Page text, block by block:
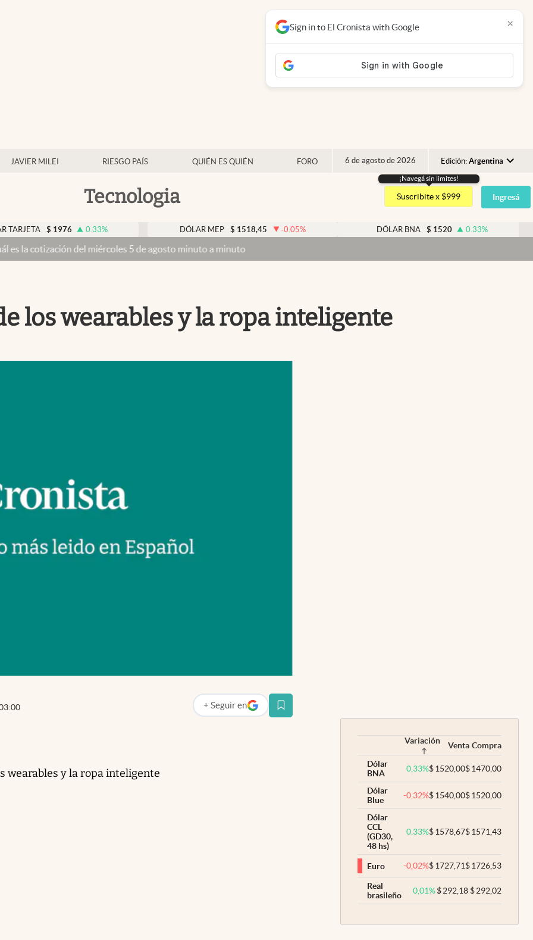
JAVIER MILEI RIESGO PAÍS QUIÉN ES QUIÉN FORO 6 de agosto de 2026 Edición: Argentina
Argentina
España
USA
Tecnologia
¡Navegá sin limites!
Suscribite x $999 Ingresá
$ 1976 0.33% DÓLAR MEP $ 1518,45 -0.05% DÓLAR BNA $ 1520 0.33%
del miércoles 5 de agosto minuto a minuto
Sign in to El Cronista with Google ×
los wearables y la ropa inteligente
+ Seguir en
abre en nueva pestaña
wearables y la ropa inteligente
Variación Venta Compra
Dólar
BNA
0,33%$1520,00$1470,00
Dólar
Blue
-0,32%$1540,00$1520,00
Dólar
CCL
(GD30,
48 hs)
0,33%$1578,67$1571,43
Euro -0,02%$1727,71$1726,53
Real
brasileño
0,01% $292,18 $292,02